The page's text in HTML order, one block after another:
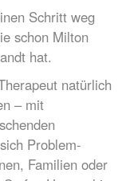
Schritt weg
schon Milton
hat.
natürlich
– mit
Problem-
Familien oder